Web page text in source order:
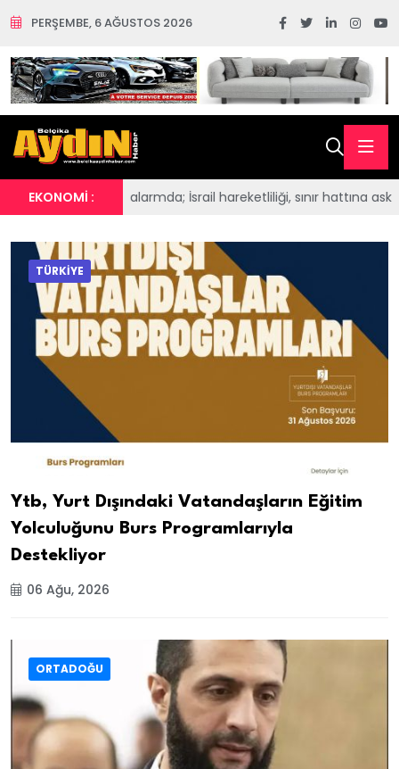
PERŞEMBE, 6 AĞUSTOS 2026
EKONOMİ :
hareketliliği, sınır hattına askerî yığınak, Şam'da SDG
TÜRKİYE
Ytb, Yurt Dışındaki Vatandaşların Eğitim
Yolculuğunu Burs Programlarıyla
Destekliyor
06 Ağu, 2026
ORTADOĞU